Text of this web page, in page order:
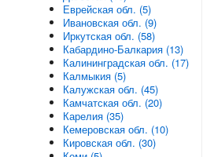
Еврейская обл. (5)
Ивановская обл. (9)
Иркутская обл. (58)
Кабардино-Балкария (13)
Калининградская обл. (17)
Калмыкия (5)
Калужская обл. (45)
Камчатская обл. (20)
Карелия (35)
Кемеровская обл. (10)
Кировская обл. (30)